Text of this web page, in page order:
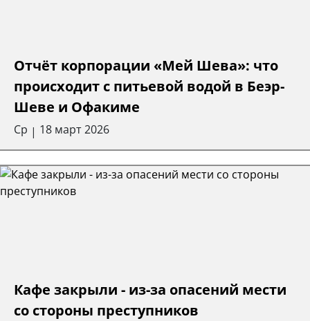
Отчёт корпорации «Мей Шева»: что
происходит с питьевой водой в Беэр-
Шеве и Офакиме
Ср | 18 март 2026
Кафе закрыли - из-за опасений мести
со стороны преступников